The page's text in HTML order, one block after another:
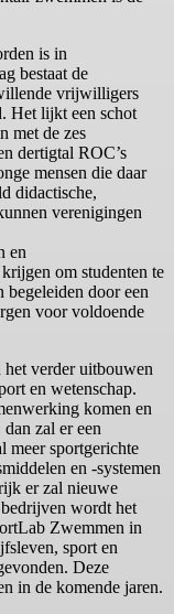
is in
bestaat de
vrijwilligers
Het lijkt een schot
met de zes
dertigtal ROC’s
mensen die daar
didactische,
verenigingen
en
om studenten te
begeleiden door een
voor voldoende
het verder uitbouwen
en wetenschap.
komen en
zal er een
meer sportgerichte
en -systemen
er zal nieuwe
wordt het
Zwemmen in
sport en
Deze
in de komende jaren.